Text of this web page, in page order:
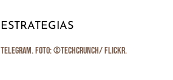
ESTRATEGIAS